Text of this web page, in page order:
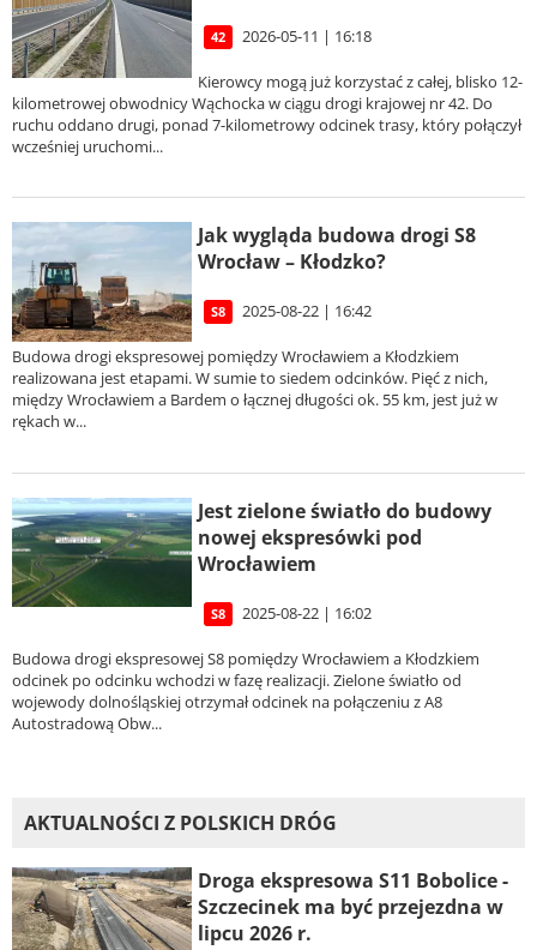
42 2026-05-11 | 16:18
Kierowcy mogą już korzystać z całej, blisko 12-
kilometrowej obwodnicy Wąchocka w ciągu drogi krajowej nr 42. Do
ruchu oddano drugi, ponad 7-kilometrowy odcinek trasy, który połączył
wcześniej uruchomi...
Jak wygląda budowa drogi S8
Wrocław – Kłodzko?
S8 2025-08-22 | 16:42
Budowa drogi ekspresowej pomiędzy Wrocławiem a Kłodzkiem
realizowana jest etapami. W sumie to siedem odcinków. Pięć z nich,
między Wrocławiem a Bardem o łącznej długości ok. 55 km, jest już w
rękach w...
Jest zielone światło do budowy
nowej ekspresówki pod
Wrocławiem
S8 2025-08-22 | 16:02
Budowa drogi ekspresowej S8 pomiędzy Wrocławiem a Kłodzkiem
odcinek po odcinku wchodzi w fazę realizacji. Zielone światło od
wojewody dolnośląskiej otrzymał odcinek na połączeniu z A8
Autostradową Obw...
AKTUALNOŚCI Z POLSKICH DRÓG
Droga ekspresowa S11 Bobolice -
Szczecinek ma być przejezdna w
lipcu 2026 r.